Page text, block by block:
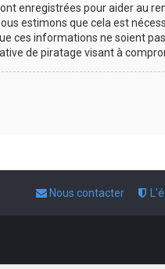
enregistrées pour aider au
estimons que cela est
ces informations ne soient
de piratage visant à
Nous contacter